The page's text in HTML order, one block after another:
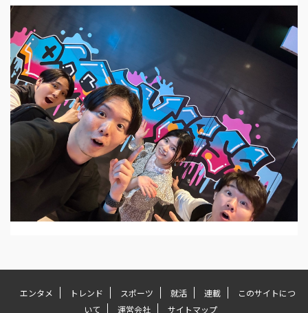
エンタメ トレンド スポーツ 就活 連載
このサイトにつ
いて
運営会社 サイトマップ